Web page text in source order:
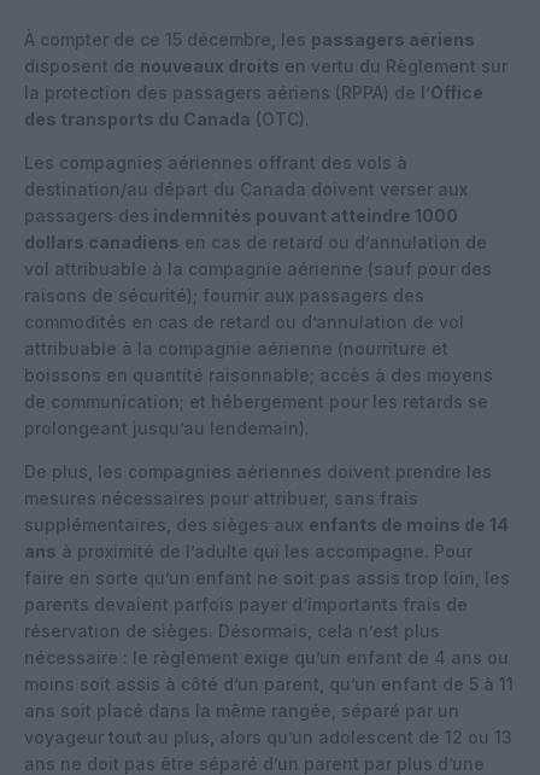
À compter de ce 15 décembre, les passagers aériens
disposent de nouveaux droits en vertu du Règlement sur
la protection des passagers aériens (RPPA) de l’Office
des transports du Canada (OTC).
Les compagnies aériennes offrant des vols à
destination/au départ du Canada doivent verser aux
passagers des indemnités pouvant atteindre 1000
dollars canadiens en cas de retard ou d’annulation de
vol attribuable à la compagnie aérienne (sauf pour des
raisons de sécurité); fournir aux passagers des
commodités en cas de retard ou d’annulation de vol
attribuable à la compagnie aérienne (nourriture et
boissons en quantité raisonnable; accès à des moyens
de communication; et hébergement pour les retards se
prolongeant jusqu’au lendemain).
De plus, les compagnies aériennes doivent prendre les
mesures nécessaires pour attribuer, sans frais
supplémentaires, des sièges aux enfants de moins de 14
ans à proximité de l’adulte qui les accompagne. Pour
faire en sorte qu’un enfant ne soit pas assis trop loin, les
parents devaient parfois payer d’importants frais de
réservation de sièges. Désormais, cela n’est plus
nécessaire : le règlement exige qu’un enfant de 4 ans ou
moins soit assis à côté d’un parent, qu’un enfant de 5 à 11
ans soit placé dans la même rangée, séparé par un
voyageur tout au plus, alors qu’un adolescent de 12 ou 13
ans ne doit pas être séparé d’un parent par plus d’une